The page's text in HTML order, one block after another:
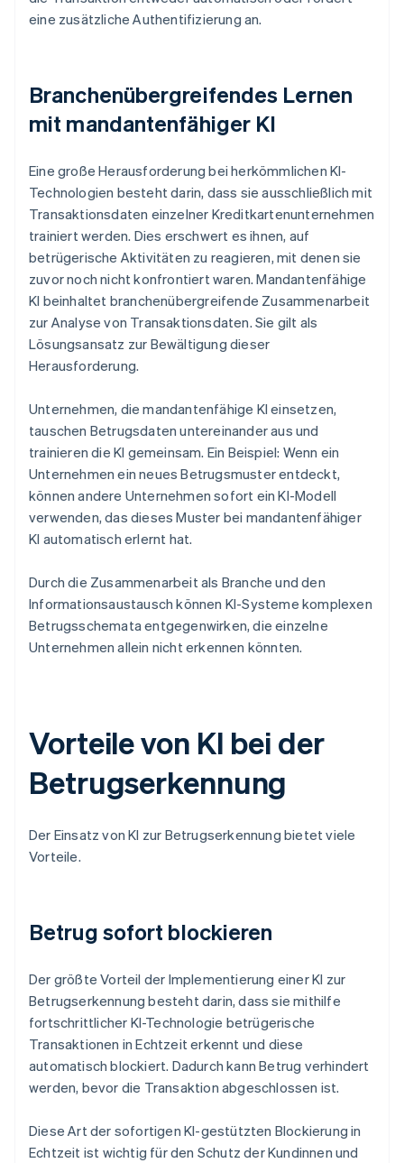
eine zusätzliche Authentifizierung an.
Branchenübergreifendes Lernen
mit mandantenfähiger KI
Eine große Herausforderung bei herkömmlichen KI-
Technologien besteht darin, dass sie ausschließlich mit
Transaktionsdaten einzelner Kreditkartenunternehmen
trainiert werden. Dies erschwert es ihnen, auf
betrügerische Aktivitäten zu reagieren, mit denen sie
zuvor noch nicht konfrontiert waren. Mandantenfähige
KI beinhaltet branchenübergreifende Zusammenarbeit
zur Analyse von Transaktionsdaten. Sie gilt als
Lösungsansatz zur Bewältigung dieser
Herausforderung.
Unternehmen, die mandantenfähige KI einsetzen,
tauschen Betrugsdaten untereinander aus und
trainieren die KI gemeinsam. Ein Beispiel: Wenn ein
Unternehmen ein neues Betrugsmuster entdeckt,
können andere Unternehmen sofort ein KI-Modell
verwenden, das dieses Muster bei mandantenfähiger
KI automatisch erlernt hat.
Durch die Zusammenarbeit als Branche und den
Informationsaustausch können KI-Systeme komplexen
Betrugsschemata entgegenwirken, die einzelne
Unternehmen allein nicht erkennen könnten.
Vorteile von KI bei der
Betrugserkennung
Der Einsatz von KI zur Betrugserkennung bietet viele
Vorteile.
Betrug sofort blockieren
Der größte Vorteil der Implementierung einer KI zur
Betrugserkennung besteht darin, dass sie mithilfe
fortschrittlicher KI-Technologie betrügerische
Transaktionen in Echtzeit erkennt und diese
automatisch blockiert. Dadurch kann Betrug verhindert
werden, bevor die Transaktion abgeschlossen ist.
Diese Art der sofortigen KI-gestützten Blockierung in
Echtzeit ist wichtig für den Schutz der Kundinnen und